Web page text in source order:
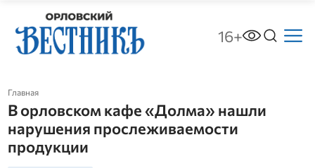
16+
Главная
В орловском кафе «Долма» нашли
нарушения прослеживаемости
продукции